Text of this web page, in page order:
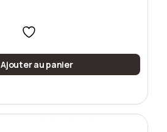
Ajouter au panier